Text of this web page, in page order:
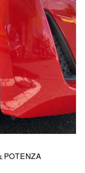
POTENZA